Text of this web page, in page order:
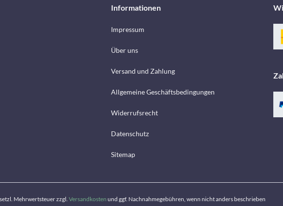
Informationen
Impressum
Über uns
Versand und Zahlung
Allgemeine Geschäftsbedingungen
Widerrufsrecht
Datenschutz
Sitemap
Mehrwertsteuer zzgl. Versandkosten und ggf. Nachnahmegebühren, wenn nicht anders beschrieben